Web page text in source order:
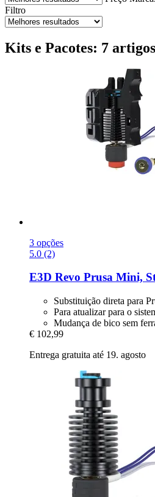
Filtro
Kits e Pacotes: 7 artigos
3 opções
5.0 (2)
E3D Revo Prusa Mini,
Substituição direta para
Para atualizar para o
Mudança de bico sem
€ 102,99
Entrega gratuita até 19. agosto